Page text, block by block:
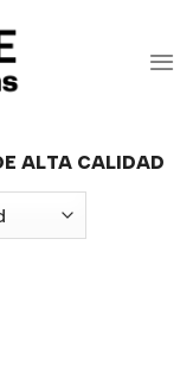
ALTA CALIDAD